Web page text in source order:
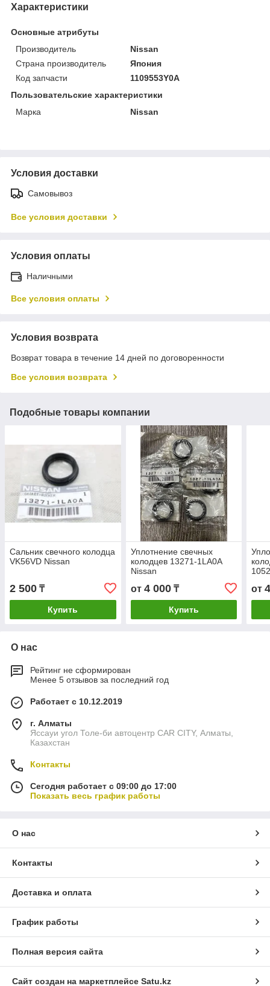
Характеристики
Основные атрибуты
Производитель
Nissan
Страна производитель
Япония
Код запчасти
1109553Y0A
Пользовательские характеристики
Марка
Nissan
Условия доставки
Самовывоз
Все условия доставки
Условия оплаты
Наличными
Все условия оплаты
Условия возврата
Возврат товара в течение 14 дней по договоренности
Все условия возврата
Подобные товары компании
Сальник свечного колодца
VK56VD Nissan
2 500 ₸
Купить
Уплотнение свечных
колодцев 13271-1LA0A
Nissan
от 4 000₸
Купить
от
О нас
Рейтинг не сформирован
Менее 5 отзывов за последний год
Работает с 10.12.2019
г. Алматы
Яссауи угол Толе-би автоцентр CAR CITY, Алматы,
Казахстан
Контакты
Сегодня работает с 09:00 до 17:00
Показать весь график работы
О нас
Контакты
Доставка и оплата
График работы
Полная версия сайта
Сайт создан на маркетплейсе Satu.kz